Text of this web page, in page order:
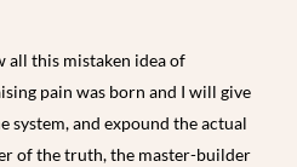
all this mistaken idea of
pain was born and I will give
system, and expound the actual
of the truth, the master-builder